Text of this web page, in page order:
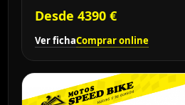
Desde 4390 €
Ver fichaComprar online